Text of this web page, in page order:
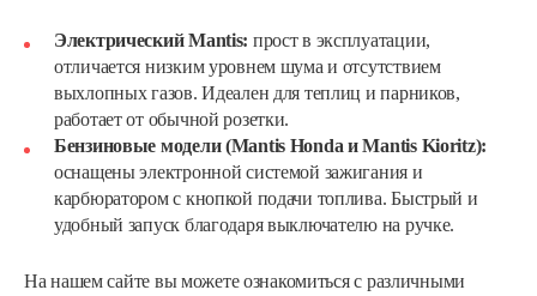
Электрический Mantis: прост в эксплуатации,
отличается низким уровнем шума и отсутствием
выхлопных газов. Идеален для теплиц и парников,
работает от обычной розетки.
Бензиновые модели (Mantis Honda и Mantis Kioritz):
оснащены электронной системой зажигания и
карбюратором с кнопкой подачи топлива. Быстрый и
удобный запуск благодаря выключателю на ручке.
На нашем сайте вы можете ознакомиться с различными